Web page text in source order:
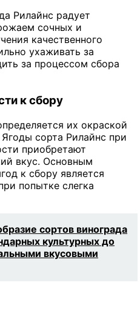
Рилайнс радует
сочных и
качественного
ухаживать за
за процессом сбора
к сбору
их окраской
сорта Рилайнс при
приобретают
вкус. Основным
к сбору является
попытке слегка
сортов винограда
культурных до
вкусовыми